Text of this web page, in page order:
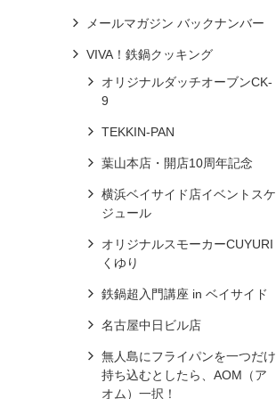
メールマガジン バックナンバー
VIVA！鉄鍋クッキング
オリジナルダッチオーブンCK-
9
TEKKIN-PAN
葉山本店・開店10周年記念
横浜ベイサイド店イベントスケ
ジュール
オリジナルスモーカーCUYURI
くゆり
鉄鍋超入門講座 in ベイサイド
名古屋中日ビル店
無人島にフライパンを一つだけ
持ち込むとしたら、AOM（ア
オム）一択！